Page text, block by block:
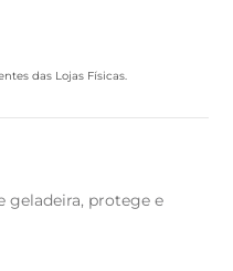
das Lojas Físicas.
geladeira, protege e